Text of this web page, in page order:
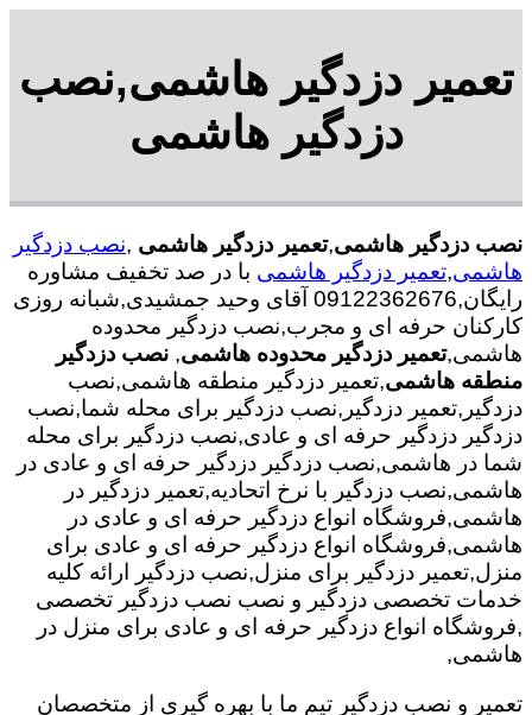
تعمیر دزدگیر هاشمی,نصب
دزدگیر هاشمی
نصب دزدگیر هاشمی,تعمیر دزدگیر هاشمی ,نصب دزدگیر
هاشمی,تعمیر دزدگیر هاشمی با در صد تخفیف مشاوره
رایگان,09122362676 آقای وحید جمشیدی,شبانه روزی
کارکنان حرفه ای و مجرب,نصب دزدگیر محدوده
هاشمی,تعمیر دزدگیر محدوده هاشمی, نصب دزدگیر
منطقه هاشمی,تعمیر دزدگیر منطقه هاشمی,نصب
دزدگیر,تعمیر دزدگیر,نصب دزدگیر برای محله شما,نصب
دزدگیر دزدگیر حرفه ای و عادی,نصب دزدگیر برای محله
شما در هاشمی,نصب دزدگیر دزدگیر حرفه ای و عادی در
هاشمی,نصب دزدگیر با نرخ اتحادیه,تعمیر دزدگیر در
هاشمی,فروشگاه انواع دزدگیر حرفه ای و عادی در
هاشمی,فروشگاه انواع دزدگیر حرفه ای و عادی برای
منزل,تعمیر دزدگیر برای منزل,نصب دزدگیر ارائه کلیه
خدمات تخصصی دزدگیر و نصب نصب دزدگیر تخصصی
,فروشگاه انواع دزدگیر حرفه ای و عادی برای منزل در
هاشمی,
تعمیر و نصب دزدگیر تیم ما با بهره گیری از متخصصان